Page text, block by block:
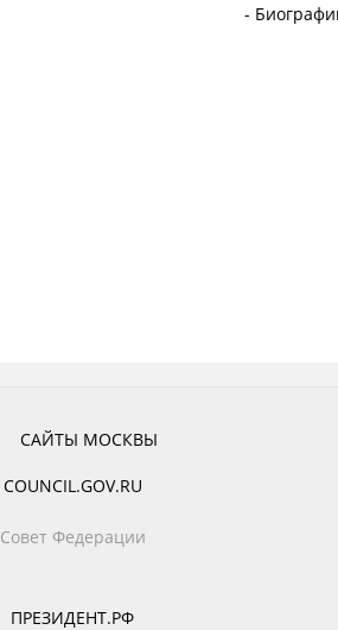
-
САЙТЫ МОСКВЫ
COUNCIL.GOV.RU
Совет Федерации
ПРЕЗИДЕНТ.РФ